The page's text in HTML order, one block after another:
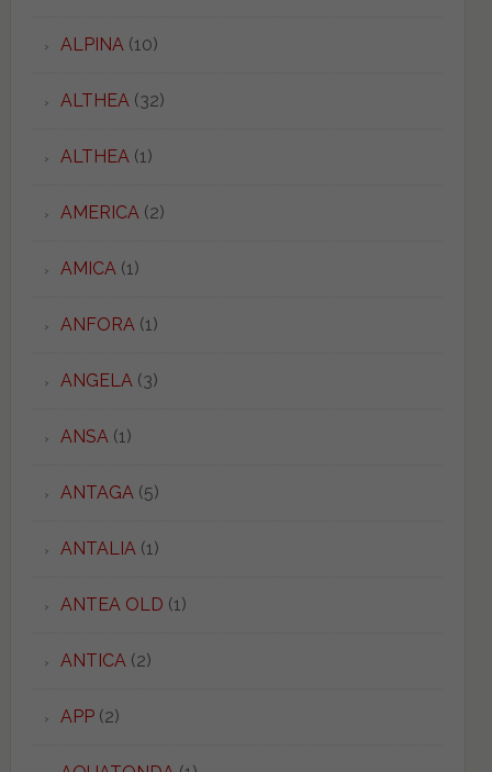
ALPINA(10)
ALTHEA(32)
ALTHEA(1)
AMERICA(2)
AMICA(1)
ANFORA(1)
ANGELA(3)
ANSA(1)
ANTAGA(5)
ANTALIA(1)
ANTEA OLD (1)
ANTICA(2)
APP(2)